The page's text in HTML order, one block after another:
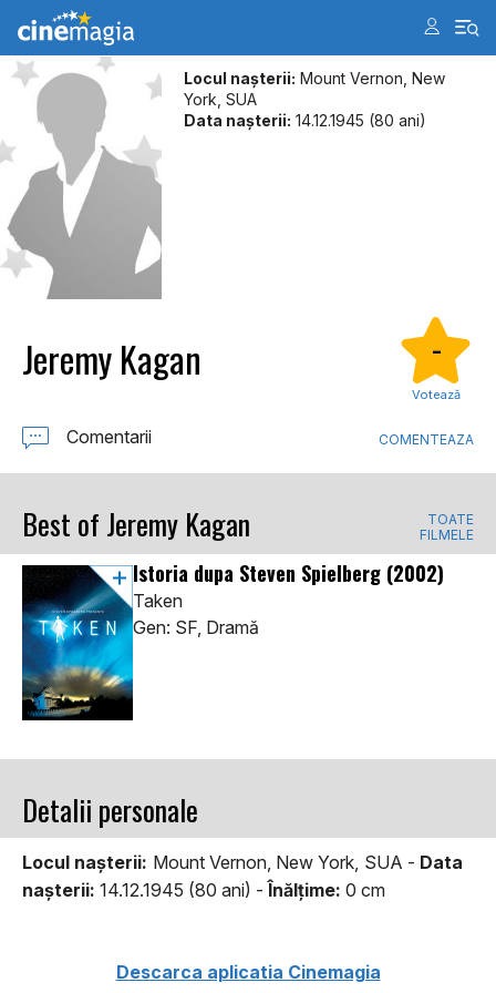
Locul naşterii: Mount Vernon, New
York, SUA
Data naşterii: 14.12.1945 (80 ani)
Jeremy Kagan -
Votează
Comentarii COMENTEAZA
Best of Jeremy Kagan
TOATE
FILMELE
Istoria dupa Steven Spielberg (2002)
Taken
Gen: SF, Dramă
Detalii personale
Locul naşterii: Mount Vernon, New York, SUA - Data
naşterii: 14.12.1945 (80 ani) - Înălţime: 0 cm
Descarca aplicatia Cinemagia